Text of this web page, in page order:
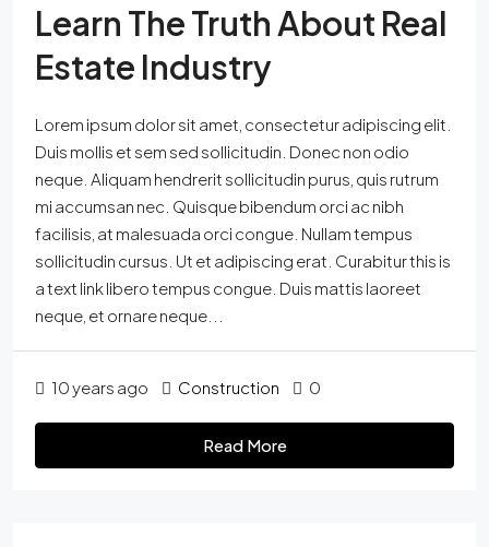
Learn The Truth About Real
Estate Industry
Lorem ipsum dolor sit amet, consectetur adipiscing elit.
Duis mollis et sem sed sollicitudin. Donec non odio
neque. Aliquam hendrerit sollicitudin purus, quis rutrum
mi accumsan nec. Quisque bibendum orci ac nibh
facilisis, at malesuada orci congue. Nullam tempus
sollicitudin cursus. Ut et adipiscing erat. Curabitur this is
a text link libero tempus congue. Duis mattis laoreet
neque, et ornare neque...
10 years ago Construction 0
Read More